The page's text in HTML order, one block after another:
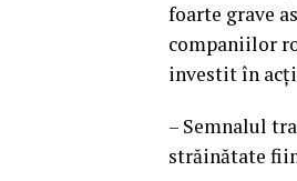
foarte grave
companiilor
investit în
– Semnalul
străinătate